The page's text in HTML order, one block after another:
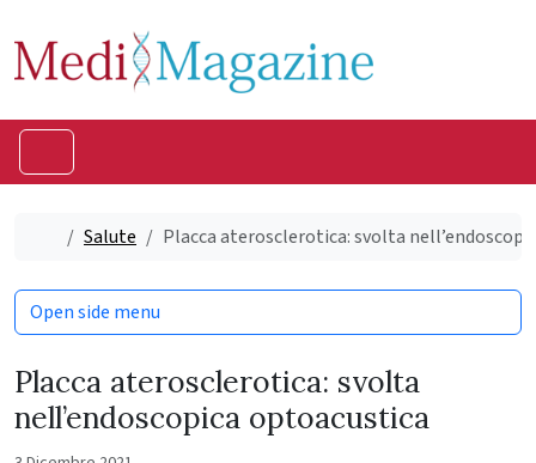
Home
Salute Placca aterosclerotica: svolta
Placca aterosclerotica: svolta
nell’endoscopica optoacustica
Open side menu